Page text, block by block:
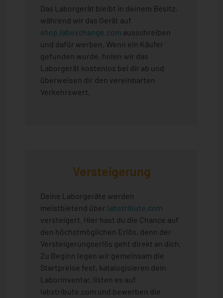
Das Laborgerät bleibt in deinem Besitz,
während wir das Gerät auf
shop.labexchange.com ausschreiben
und dafür werben. Wenn ein Käufer
gefunden wurde, holen wir das
Laborgerät kostenlos bei dir ab und
überweisen dir den vereinbarten
Verkehrswert.
Versteigerung
Deine Laborgeräte werden
meistbietend über labstribute.com
versteigert. Hier hast du die Chance auf
den höchstmöglichen Erlös, denn der
Versteigerungserlös geht direkt an dich.
Zu Beginn legen wir gemeinsam die
Startpreise fest, katalogisieren dein
Laborinventar, listen es auf
labstribute.com und bewerben die